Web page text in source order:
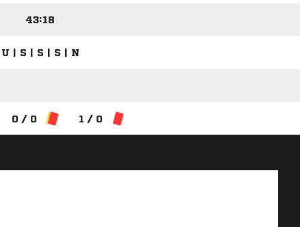
43:18
U | S | S | S | N
0 / 0 1 / 0